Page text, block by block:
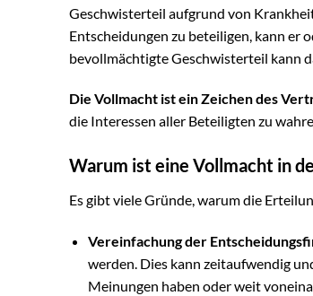
Geschwisterteil aufgrund von
Entscheidungen zu beteiligen, kann er
bevollmächtigte Geschwisterteil kann
Die Vollmacht ist ein Zeichen des
die Interessen aller Beteiligten zu
Warum ist eine Vollmacht in
Es gibt viele Gründe, warum die
Vereinfachung der
werden. Dies kann zeitaufwendig
Meinungen haben oder weit